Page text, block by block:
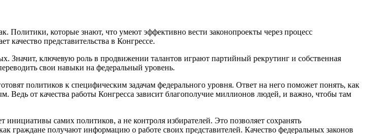
которые знают, что умеют эффективно вести законопроекты через процесс
качество представительства в Конгрессе.
Значит, ключевую роль в продвижении талантов играют партийный рекрутинг и собственная
свои навыки на федеральный уровень.
политиков к специфическим задачам федерального уровня. Ответ на него поможет понять, как
Ведь от качества работы Конгресса зависит благополучие миллионов людей, и важно, чтобы там
инициативы самих политиков, а не контроля избирателей. Это позволяет сохранять
граждане получают информацию о работе своих представителей. Качество федеральных законов